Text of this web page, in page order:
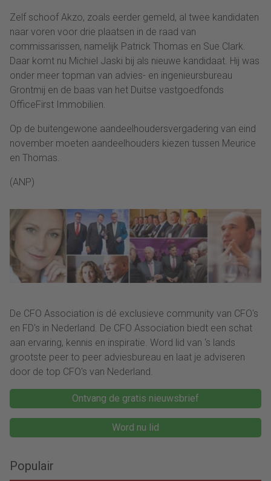
Zelf schoof Akzo, zoals eerder gemeld, al twee kandidaten
naar voren voor drie plaatsen in de raad van
commissarissen, namelijk Patrick Thomas en Sue Clark.
Daar komt nu Michiel Jaski bij als nieuwe kandidaat. Hij was
onder meer topman van advies- en ingenieursbureau
Grontmij en de baas van het Duitse vastgoedfonds
OfficeFirst Immobilien.
Op de buitengewone aandeelhoudersvergadering van eind
november moeten aandeelhouders kiezen tussen Meurice
en Thomas.
(ANP)
De CFO Association is dé exclusieve community van CFO's
en FD's in Nederland. De CFO Association biedt een schat
aan ervaring, kennis en inspiratie. Word lid van ‘s lands
grootste peer to peer adviesbureau en laat je adviseren
door de top CFO's van Nederland.
Ontvang de gratis nieuwsbrief
Word nu lid
Populair